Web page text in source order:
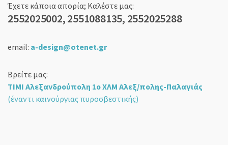
Έχετε κάποια απορία; Καλέστε μας:
2552025002, 2551088135, 2552025288
email: a-design@otenet.gr
Βρείτε μας:
ΤΙΜΙ Αλεξανδρούπολη 1ο ΧΛΜ Αλεξ/πολης-Παλαγιάς
(έναντι καινούργιας πυροσβεστικής)